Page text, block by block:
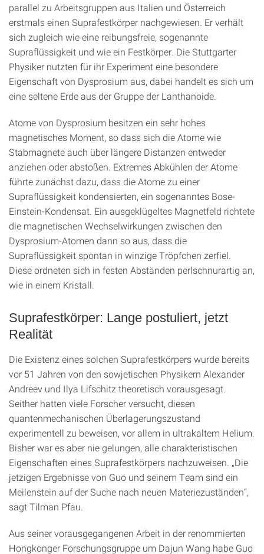
parallel zu Arbeitsgruppen aus Italien und Österreich
erstmals einen Suprafestkörper nachgewiesen. Er verhält
sich zugleich wie eine reibungsfreie, sogenannte
Supraflüssigkeit und wie ein Festkörper. Die Stuttgarter
Physiker nutzten für ihr Experiment eine besondere
Eigenschaft von Dysprosium aus, dabei handelt es sich um
eine seltene Erde aus der Gruppe der Lanthanoide.
Atome von Dysprosium besitzen ein sehr hohes
magnetisches Moment, so dass sich die Atome wie
Stabmagnete auch über längere Distanzen entweder
anziehen oder abstoßen. Extremes Abkühlen der Atome
führte zunächst dazu, dass die Atome zu einer
Supraflüssigkeit kondensierten, ein sogenanntes Bose-
Einstein-Kondensat. Ein ausgeklügeltes Magnetfeld richtete
die magnetischen Wechselwirkungen zwischen den
Dysprosium-Atomen dann so aus, dass die
Supraflüssigkeit spontan in winzige Tröpfchen zerfiel.
Diese ordneten sich in festen Abständen perlschnurartig an,
wie in einem Kristall.
Suprafestkörper: Lange postuliert, jetzt
Realität
Die Existenz eines solchen Suprafestkörpers wurde bereits
vor 51 Jahren von den sowjetischen Physikern Alexander
Andreev und Ilya Lifschitz theoretisch vorausgesagt.
Seither hatten viele Forscher versucht, diesen
quantenmechanischen Überlagerungszustand
experimentell zu beweisen, vor allem in ultrakaltem Helium.
Bisher war es aber nie gelungen, alle charakteristischen
Eigenschaften eines Suprafestkörpers nachzuweisen. „Die
jetzigen Ergebnisse von Guo und seinem Team sind ein
Meilenstein auf der Suche nach neuen Materiezuständen“,
sagt Tilman Pfau.
Aus seiner vorausgegangenen Arbeit in der renommierten
Hongkonger Forschungsgruppe um Dajun Wang habe Guo